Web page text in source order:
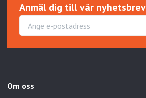
Anmäl dig till vår nyhetsbrev
Om oss